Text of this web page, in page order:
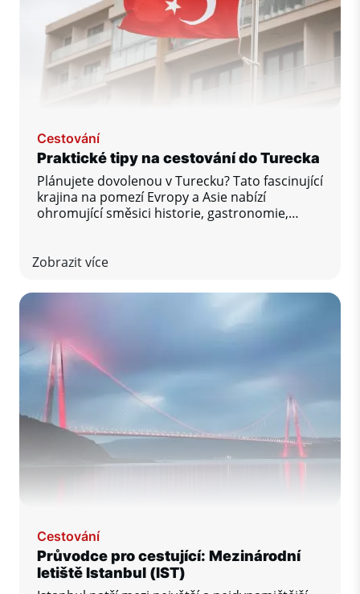
Cestování
Praktické tipy na cestování do Turecka
Plánujete dovolenou v Turecku? Tato fascinující
krajina na pomezí Evropy a Asie nabízí
ohromující směsici historie, gastronomie,
překvapení, připravili jsme pro vás přehled
přehlédnout.
Zobrazit více
Cestování
Průvodce pro cestující: Mezinárodní
letiště Istanbul (IST)